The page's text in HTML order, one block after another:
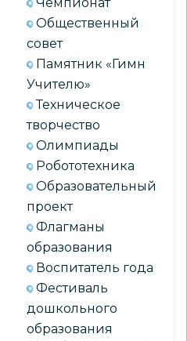
Общественный
совет
Памятник «Гимн
Учителю»
Техническое
творчество
Олимпиады
Робототехника
Образовательный
проект
Флагманы
образования
Воспитатель года
Фестиваль
дошкольного
образования